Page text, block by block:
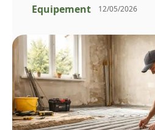
Equipement 12/05/2026